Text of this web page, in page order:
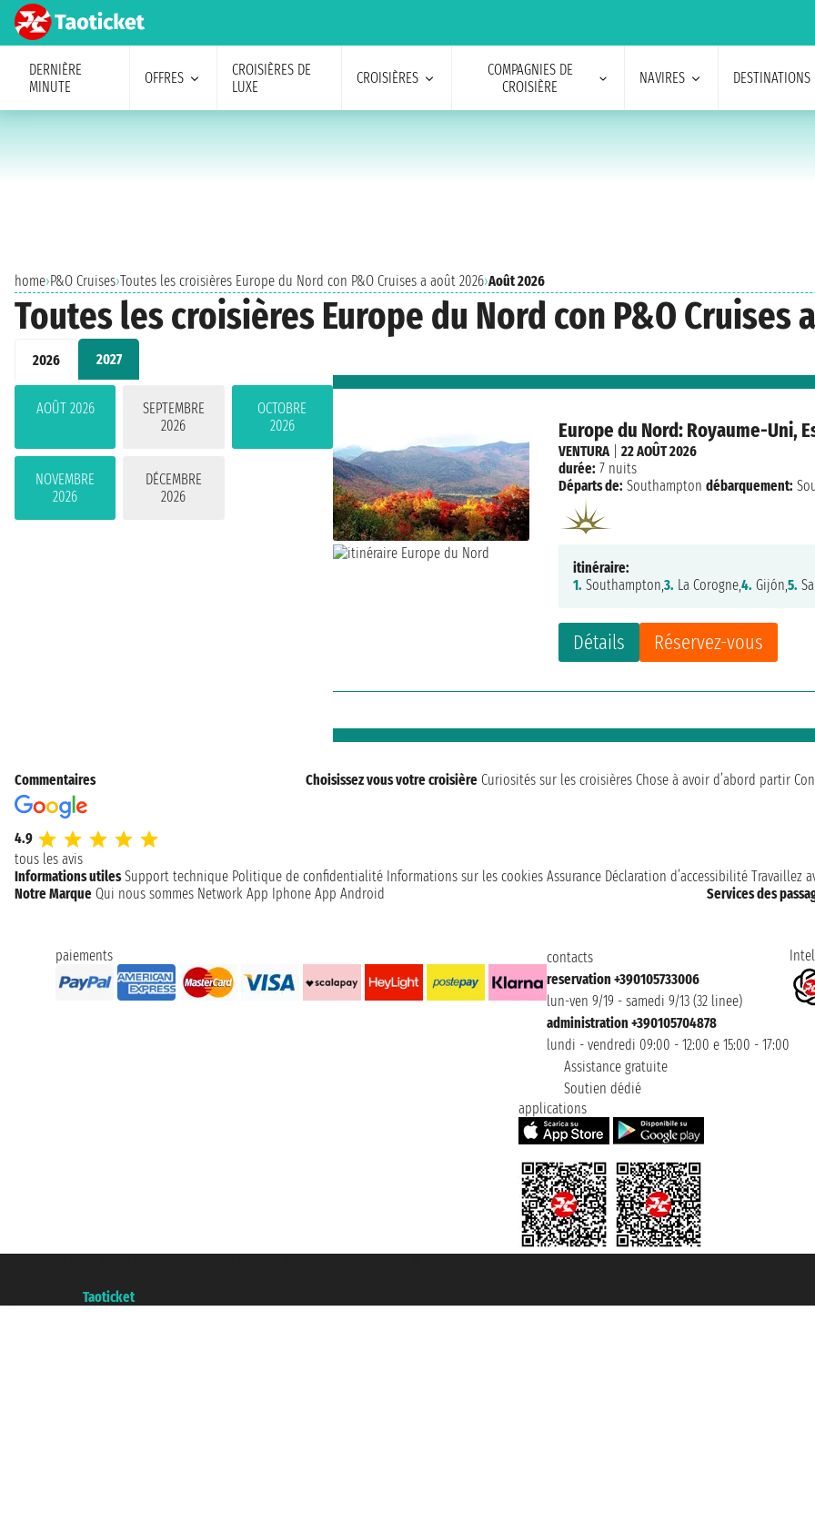
DERNIÈRE
MINUTE
OFFRES
CROISIÈRES DE
LUXE
CROISIÈRES
COMPAGNIES DE
CROISIÈRE
NAVIRES DESTINATIONS
home›P&O Cruises›Toutes les croisières Europe du Nord con P&O Cruises a août 2026›Août 2026
Toutes les croisières Europe du Nord con P&O Cruises
2026 2027
AOÛT 2026
SEPTEMBRE
2026
OCTOBRE
2026
NOVEMBRE
2026
DÉCEMBRE
2026
Europe du Nord: Royaume-Uni,
Détails Réservez-vous
VENTURA|22 AOÛT 2026
durée: 7 nuits
Départs de: Southampton débarquement:
itinéraire:
1. Southampton,3. La Corogne,4. Gijón,5.
Commentaires
4.9
tous les avis
Choisissez vous votre croisière Curiosités sur les croisières Chose à avoir d’abord partir
Informations utiles Support technique Politique de confidentialité Informations sur les cookies Assurance Déclaration d’accessibilité Travaillez
Notre Marque Qui nous sommes Network App Iphone App Android Services des
paiements
contacts
reservation +390105733006
lun-ven 9/19 - samedi 9/13 (32 linee)
administration +390105704878
lundi - vendredi 09:00 - 12:00 e 15:00 - 17:00
Assistance gratuite
Soutien dédié
applications
Taoticket